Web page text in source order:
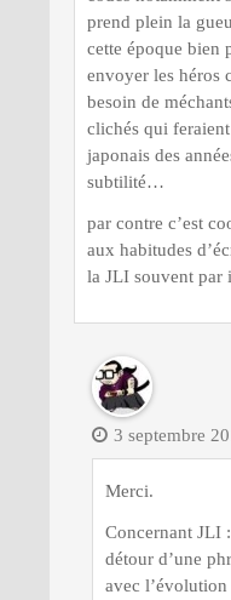
prend plein la
cette époque bien
envoyer les héros
besoin de
clichés qui
japonais des
subtilité…
par contre c’est
aux habitudes
la JLI souvent
3 septembre
Merci.
Concernant JLI
détour d’une
avec l’évolution